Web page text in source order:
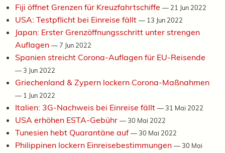
Fiji öffnet Grenzen für Kreuzfahrtschiffe — 21 Jun 2022
USA: Testpflicht bei Einreise fällt — 13 Jun 2022
Japan: Erster Grenzöffnungsschritt unter strengen
Auflagen —7 Jun 2022
Spanien streicht Corona-Auflagen für EU-Reisende
—3 Jun 2022
Griechenland & Zypern lockern Corona-Maßnahmen
— 1 Jun 2022
Italien: 3G-Nachweis bei Einreise fällt —31 Mai 2022
USA erhöhen ESTA-Gebühr —30 Mai 2022
Tunesien hebt Quarantäne auf—30 Mai 2022
Philippinen lockern Einreisebestimmungen —30 Mai